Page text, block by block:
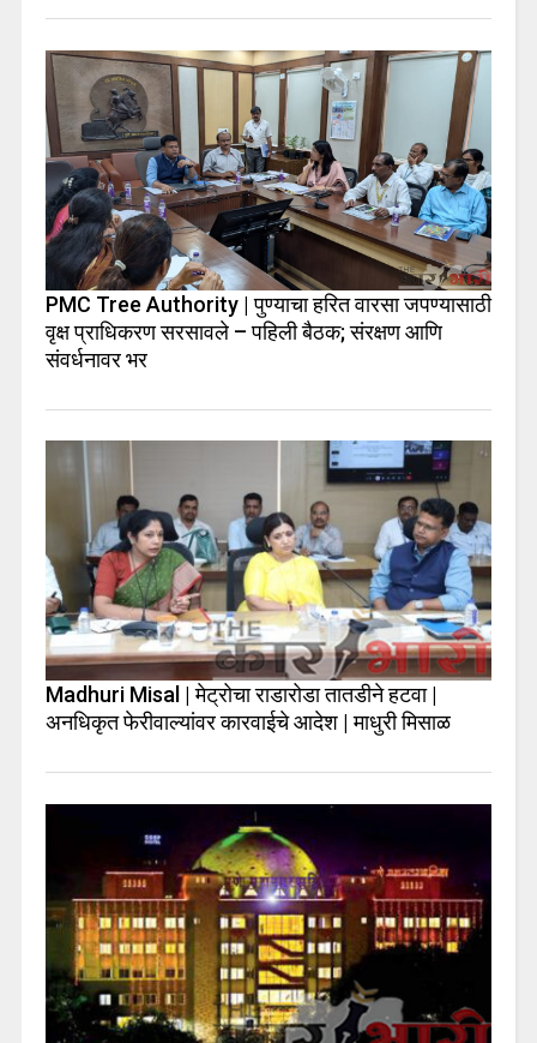
PMC Tree Authority | पुण्याचा हरित वारसा जपण्यासाठी
वृक्ष प्राधिकरण सरसावले – पहिली बैठक; संरक्षण आणि
संवर्धनावर भर
Madhuri Misal | मेट्रोचा राडारोडा तातडीने हटवा |
अनधिकृत फेरीवाल्यांवर कारवाईचे आदेश | माधुरी मिसाळ